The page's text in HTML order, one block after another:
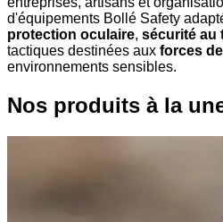
d'équipements Bollé Safety
protection oculaire, sécurité au
tactiques destinées aux forces
environnements sensibles.
Nos produits à la